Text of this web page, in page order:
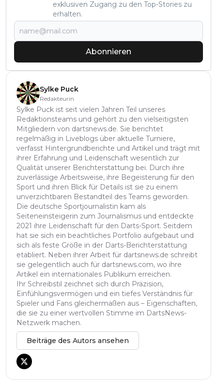
exklusiven Zugang zu den Top-Stories zu
erhalten.
Abonnieren
Sylke Puck
Redakteurin
Sylke Puck ist seit vielen Jahren Teil unseres
Redaktionsteams und gehört zu den vielseitigsten
Mitgliedern von dartsnews.de. Sie berichtet
regelmäßig in Liveblogs über aktuelle Turniere,
verfasst Hintergrundberichte und Artikel und trägt mit
ihrer Erfahrung und Leidenschaft wesentlich zur
Qualität unserer Berichterstattung bei. Durch ihre
zuverlässige Arbeitsweise, ihre Begeisterung für den
Sport und ihren Blick für Details ist sie zu einem
unverzichtbaren Bestandteil des Teams geworden.
Die deutsche Sportjournalistin kam als
Seiteneinsteigerin zum Journalismus und entdeckte
2021 ihre Leidenschaft für den Darts-Sport. Seitdem
hat sie sich ein beachtliches Portfolio aufgebaut und
sich als feste Größe in der Darts-Berichterstattung
etabliert. Neben ihrer Arbeit für dartsnews.de schreibt
sie gelegentlich auch für dartsnews.com, wo ihre
Artikel ein internationales Publikum erreichen.
Ihr Schreibstil zeichnet sich durch Präzision,
Einfühlungsvermögen und ein tiefes Verständnis für
Spieler und Fans gleichermaßen aus – Eigenschaften,
die sie zu einer wertvollen Stimme im DartsNews-
Netzwerk machen.
Beiträge des Autors ansehen